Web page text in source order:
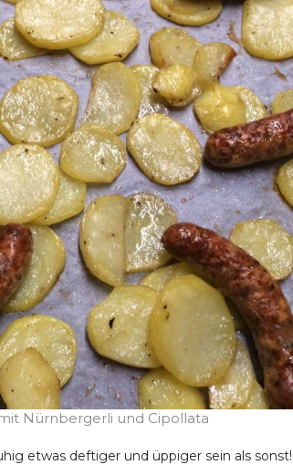
Nürnbergerli und Cipollata
etwas deftiger und üppiger sein als sonst!